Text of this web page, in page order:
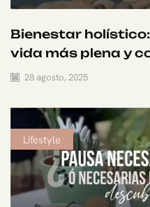
Bienestar
vida más plena y
28 agosto, 2025
Lifestyle